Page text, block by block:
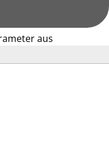
aus